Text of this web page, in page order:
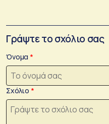
Γράψτε το σχόλιο σας
Όνομα
Σχόλιο